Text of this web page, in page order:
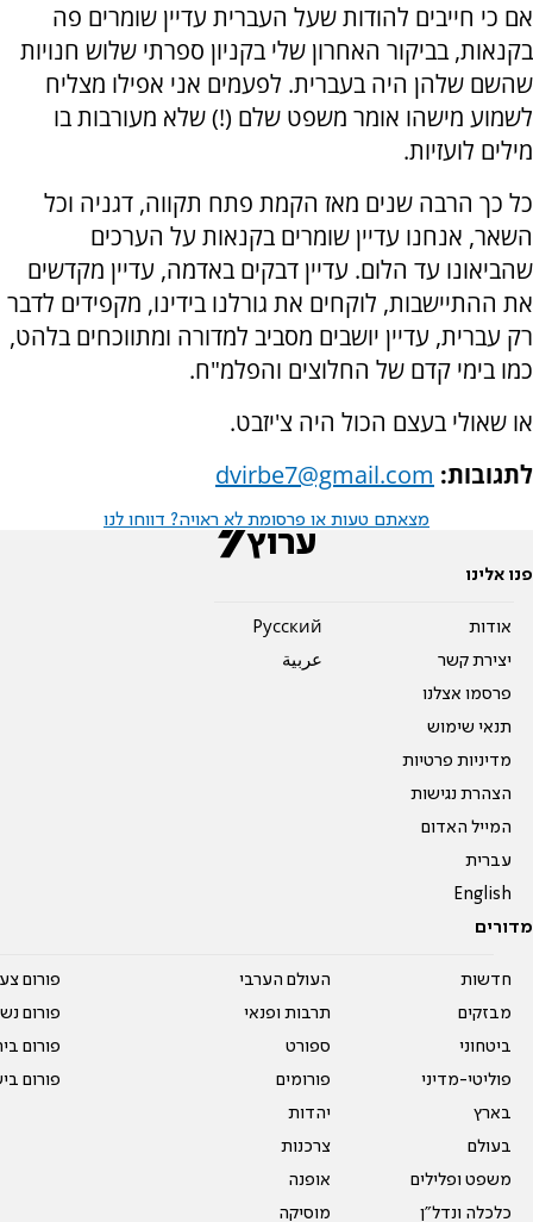
אם כי חייבים להודות שעל העברית עדיין שומרים פה
בקנאות, בביקור האחרון שלי בקניון ספרתי שלוש חנויות
שהשם שלהן היה בעברית. לפעמים אני אפילו מצליח
לשמוע מישהו אומר משפט שלם (!) שלא מעורבות בו
מילים לועזיות.
כל כך הרבה שנים מאז הקמת פתח תקווה, דגניה וכל
השאר, אנחנו עדיין שומרים בקנאות על הערכים
שהביאונו עד הלום. עדיין דבקים באדמה, עדיין מקדשים
את ההתיישבות, לוקחים את גורלנו בידינו, מקפידים לדבר
רק עברית, עדיין יושבים מסביב למדורה ומתווכחים בלהט,
כמו בימי קדם של החלוצים והפלמ"ח.
או שאולי בעצם הכול היה צ'יזבט.
לתגובות: dvirbe7@gmail.com
מצאתם טעות או פרסומת לא ראויה? דווחו לנו
פנו אלינו
אודות
יצירת קשר
פרסמו אצלנו
תנאי שימוש
מדיניות פרטיות
הצהרת נגישות
המייל האדום
עברית
English
Pусский
عربية
מדורים
חדשות
מבזקים
ביטחוני
פוליטי-מדיני
בארץ
בעולם
משפט ופלילים
כלכלה ונדל"ן
העולם הערבי
תרבות ופנאי
ספורט
פורומים
יהדות
צרכנות
אופנה
מוסיקה
פורום
פורום
פורום
פורום